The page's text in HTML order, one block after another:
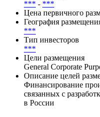
*** - ***
Цена первичного
География
***
Тип инвесторов
***
Цели размещения
General Corporate
Описание целей
Финансирование
связанных с
в России